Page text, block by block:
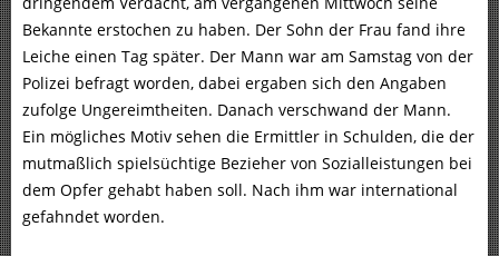
Bekannte erstochen zu haben. Der Sohn der Frau fand ihre
Leiche einen Tag später. Der Mann war am Samstag von der
Polizei befragt worden, dabei ergaben sich den Angaben
zufolge Ungereimtheiten. Danach verschwand der Mann.
Ein mögliches Motiv sehen die Ermittler in Schulden, die der
mutmaßlich spielsüchtige Bezieher von Sozialleistungen bei
dem Opfer gehabt haben soll. Nach ihm war international
gefahndet worden.